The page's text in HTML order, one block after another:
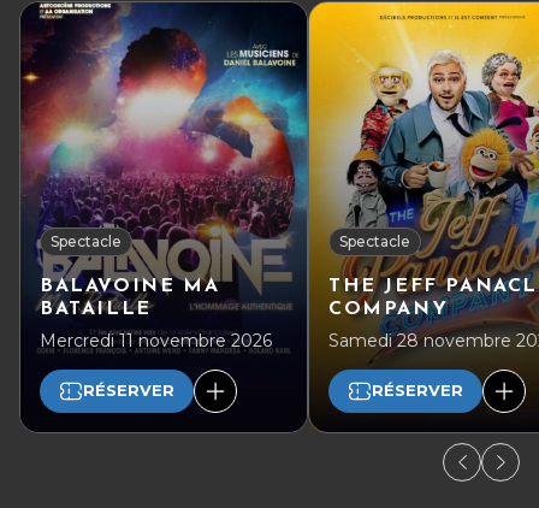
Spectacle
BALAVOINE MA
BATAILLE
Mercredi 11 novembre 2026
RÉSERVER
Spectacle
THE JEFF
COMPANY
Samedi 28 novembre
RÉSERVER